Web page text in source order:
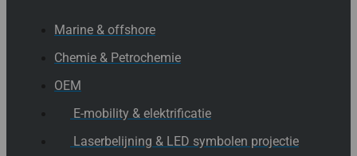
Marine & offshore
Chemie & Petrochemie
OEM
E-mobility & elektrificatie
Laserbelijning & LED symbolen projectie